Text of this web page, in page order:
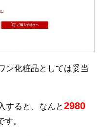
ン化粧品としては妥当
すると、なんと2980
。